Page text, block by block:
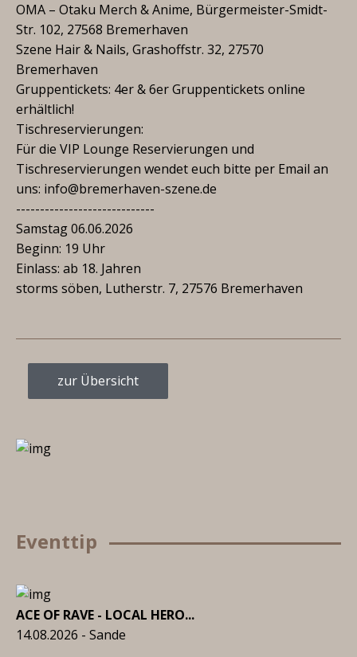
OMA – Otaku Merch & Anime, Bürgermeister-Smidt-
Str. 102, 27568 Bremerhaven
Szene Hair & Nails, Grashoffstr. 32, 27570
Bremerhaven
Gruppentickets: 4er & 6er Gruppentickets online
erhältlich!
Tischreservierungen:
Für die VIP Lounge Reservierungen und
Tischreservierungen wendet euch bitte per Email an
uns: info@bremerhaven-szene.de
-----------------------------
Samstag 06.06.2026
Beginn: 19 Uhr
Einlass: ab 18. Jahren
storms söben, Lutherstr. 7, 27576 Bremerhaven
zur Übersicht
Eventtip
ACE OF RAVE - LOCAL HERO...
14.08.2026 - Sande